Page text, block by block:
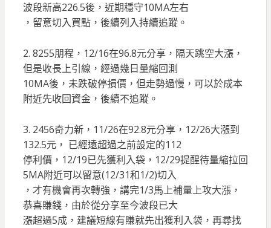
波段新高226.5後，近期穩守10MA左右
，留意切入買點，後續列入持續追蹤。
2. 8255朋程，12/16在96.8元分享，隔天跳空大漲，
但是收長上引線，經過幾日量縮回測
10MA後，未跌破停損價，但走勢過慢，可以於成本
附近先收回資金，後續不追蹤。
3. 2456奇力新，11/26在92.8元分享，12/26大漲到
132.5元， 已經遠超過之前設定的112
停利價，12/19已先獲利入袋，12/29提醒待量縮拉回
5MA附近可以留意(12/31和1/2)切入
，才有機會再次轉強，講完1/3馬上補量上攻大漲，
恭喜賺錢，由於從分享至今波段已大
漲超過5成，建議短線有賺就先出獲利入袋，再尋找